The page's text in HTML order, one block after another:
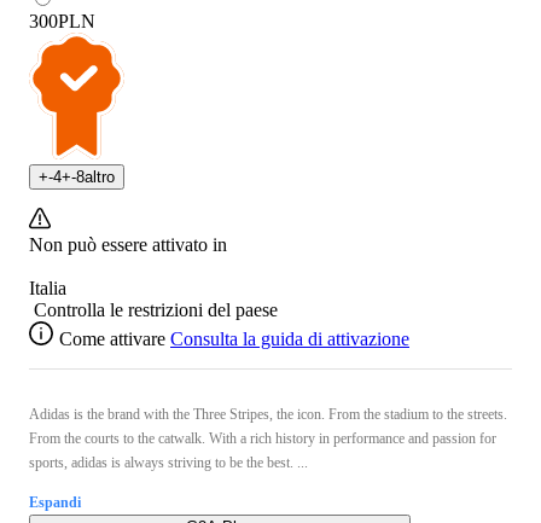
300PLN
+-4+-8altro
Non può essere attivato in
Italia
Controlla le restrizioni del paese
Come attivare Consulta la guida di attivazione
Adidas is the brand with the Three Stripes, the icon. From the stadium to the streets.
From the courts to the catwalk. With a rich history in performance and passion for
sports, adidas is always striving to be the best. ...
Espandi